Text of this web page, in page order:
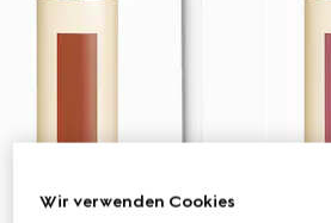
Wir verwenden Cookies